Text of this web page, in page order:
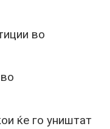
во
ќе го уништат